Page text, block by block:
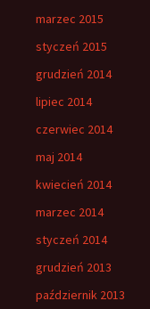
marzec 2015
styczeń 2015
grudzień 2014
lipiec 2014
czerwiec 2014
maj 2014
kwiecień 2014
marzec 2014
styczeń 2014
grudzień 2013
październik 2013